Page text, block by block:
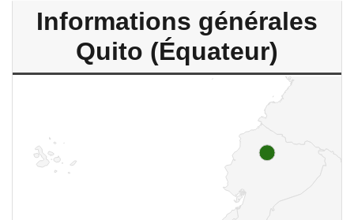
Informations générales
Quito (Équateur)